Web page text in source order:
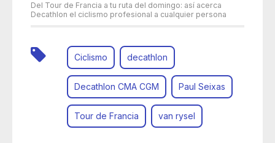
Del Tour de Francia a tu ruta del domingo: así acerca
Decathlon el ciclismo profesional a cualquier persona
Ciclismo decathlon
Decathlon CMA CGM Paul Seixas
Tour de Francia van rysel